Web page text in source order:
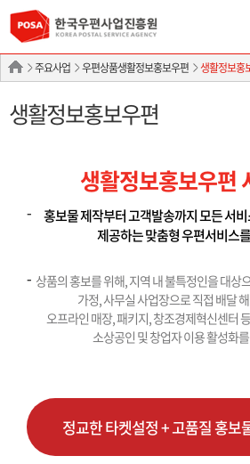
주요사업 우편상품생활정보홍보우편 생활정보홍
생활정보홍보우편
생활정보홍보우편
홍보물 제작부터 고객발송까지 모든 서
제공하는 맞춤형 우편서비스
상품의 홍보를 위해, 지역 내 불특정인을 대상
가정, 사무실 사업장으로 직접 배달
오프라인 매장, 패키지, 창조경제혁신센터
소상공인 및 창업자 이용 활성화
정교한 타켓설정 + 고품질 홍보